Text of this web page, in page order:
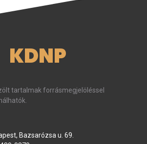
KDNP
tartalmak forrásmegjelöléssel
Bazsarózsa u. 69.